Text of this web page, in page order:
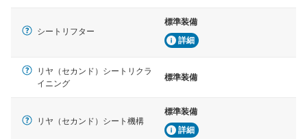
シートリフター
標準装備
詳細
リヤ（セカンド）シートリクラ
イニング
標準装備
リヤ（セカンド）シート機構
標準装備
詳細